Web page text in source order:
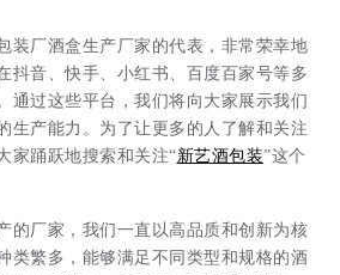
装厂酒盒生产厂家的代表，非常荣幸地
抖音、快手、小红书、百度百家号等多
通过这些平台，我们将向大家展示我们
生产能力。为了让更多的人了解和关注
家踊跃地搜索和关注“新艺酒包装”这个
的厂家，我们一直以高品质和创新为核
类繁多，能够满足不同类型和规格的酒